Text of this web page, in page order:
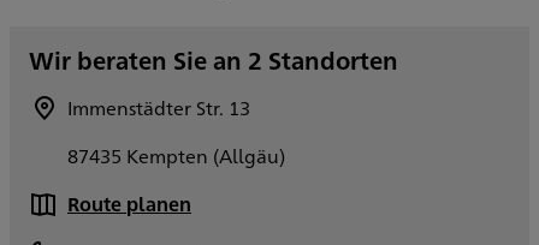
Wir beraten Sie an 2 Standorten
Immenstädter Str. 13
87435 Kempten (Allgäu)
Route planen